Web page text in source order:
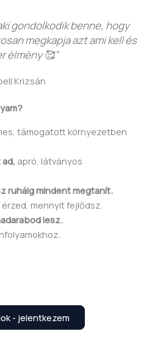
gondolkodik benne, hogy
megkapja azt ami kell és
èlmèny 🥰”
Krizsán
támogatott környezetben
apró, látványos
ruháig mindent megtanít.
mennyit fejlődsz.
lesz.
- jelentkezem